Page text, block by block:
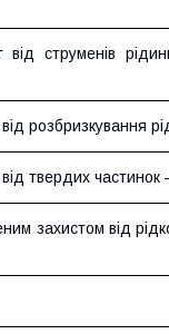
від струменів
розбризкування
твердих частинок
захистом від